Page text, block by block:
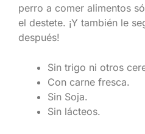
perro a comer alimentos
el destete. ¡Y también le
después!
Sin trigo ni otros
Con carne fresca.
Sin Soja.
Sin lácteos.